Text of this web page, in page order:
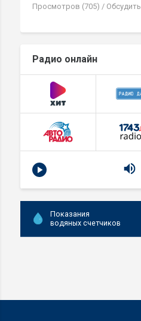
Просмотров (705) / Обсудить
Радио онлайн
Показания
водяных счетчиков